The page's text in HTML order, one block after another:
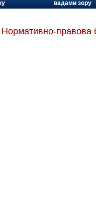
вадами зору
Нормативно-правова